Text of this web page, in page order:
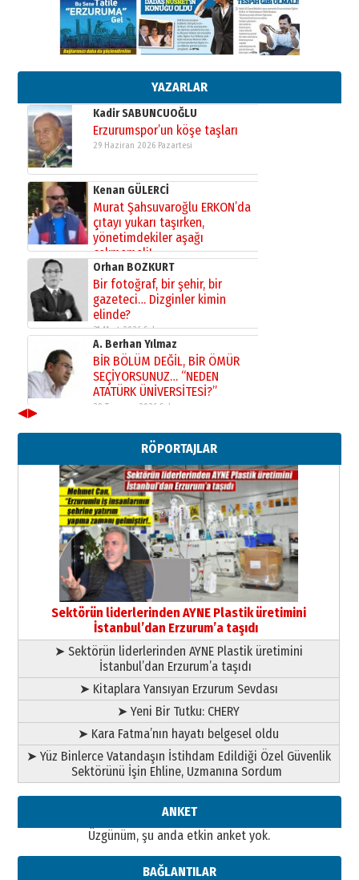
YAZARLAR
13 Mayıs 2026 Çarşamba
Esat BİNDESEN
Başkan Sekmen’den Erzurum’a
bir vizyon proje daha!
02 Ağustos 2026 Pazar
Kadir SABUNCUOĞLU
Erzurumspor’un köşe taşları
29 Haziran 2026 Pazartesi
Kenan GÜLERCİ
Murat Şahsuvaroğlu ERKON’da
çıtayı yukarı taşırken,
yönetimdekiler aşağı
çekmemeli!
17 Şubat 2026 SalıOrhan BOZKURT
Bir fotoğraf, bir şehir, bir
gazeteci… Dizginler kimin
elinde?
31 Mart 2026 Salı
A. Berhan Yılmaz
BİR BÖLÜM DEĞİL, BİR ÖMÜR
SEÇİYORSUNUZ… “NEDEN
ATATÜRK ÜNİVERSİTESİ?”
28 Temmuz 2026 Salı
Ahmed Yesevi’den bir Alperen…
”Reisimiz” idi… Hakka yürüdü.!
26 Mart 2026 Perşembe
Cem Bakırcı
Ardında bıraktığı hatıralarıyla
gönül adamı Faruk Terzioğlu!
13 Mayıs 2026 Çarşamba
Esat BİNDESEN
Başkan Sekmen’den Erzurum’a
bir vizyon proje daha!
02 Ağustos 2026 Pazar
◀▶
RÖPORTAJLAR
Sektörün liderlerinden AYNE Plastik üretimini
İstanbul’dan Erzurum’a taşıdı
➤ Sektörün liderlerinden AYNE Plastik üretimini
İstanbul’dan Erzurum’a taşıdı
➤ Kitaplara Yansıyan Erzurum Sevdası
➤ Yeni Bir Tutku: CHERY
➤ Kara Fatma’nın hayatı belgesel oldu
➤ Yüz Binlerce Vatandaşın İstihdam Edildiği Özel Güvenlik
Sektörünü İşin Ehline, Uzmanına Sordum
ANKET
Üzgünüm, şu anda etkin anket yok.
BAĞLANTILAR